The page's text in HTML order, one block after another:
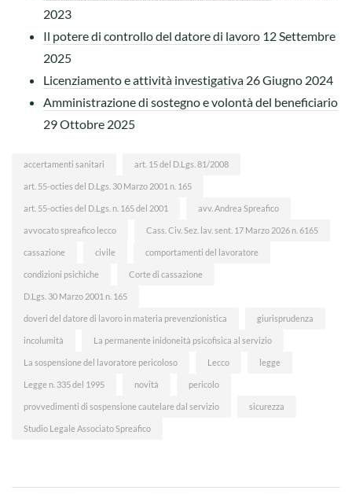
2023
Il potere di controllo del datore di lavoro 12 Settembre
2025
Licenziamento e attività investigativa 26 Giugno 2024
Amministrazione di sostegno e volontà del beneficiario
29 Ottobre 2025
accertamenti sanitari art. 15 del D.Lgs. 81/2008
art. 55-octies del D.Lgs. 30 Marzo 2001 n. 165
art. 55-octies del D.Lgs. n. 165 del 2001 avv. Andrea Spreafico
avvocato spreafico lecco Cass. Civ. Sez. lav. sent. 17 Marzo 2026 n. 6165
cassazione civile comportamenti del lavoratore
condizioni psichiche Corte di cassazione
D.Lgs. 30 Marzo 2001 n. 165
doveri del datore di lavoro in materia prevenzionistica giurisprudenza
incolumità La permanente inidoneità psicofisica al servizio
La sospensione del lavoratore pericoloso Lecco legge
Legge n. 335 del 1995 novità pericolo
provvedimenti di sospensione cautelare dal servizio sicurezza
Studio Legale Associato Spreafico